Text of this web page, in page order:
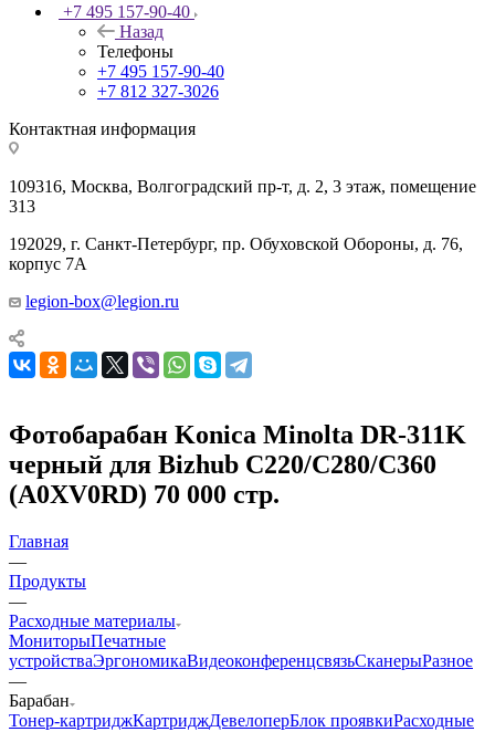
+7 495 157-90-40
Назад
Телефоны
+7 495 157-90-40
+7 812 327-3026
Контактная информация
109316, Москва, Волгоградский пр-т, д. 2, 3 этаж, помещение
313
192029, г. Санкт-Петербург, пр. Обуховской Обороны, д. 76,
корпус 7А
legion-box@legion.ru
Фотобарабан Konica Minolta DR-311K
черный для Bizhub C220/C280/C360
(A0XV0RD) 70 000 стр.
Главная
—
Продукты
—
Расходные материалы
МониторыПечатные
устройстваЭргономикаВидеоконференцсвязьСканерыРазное
—
Барабан
Тонер-картриджКартриджДевелоперБлок проявкиРасходные